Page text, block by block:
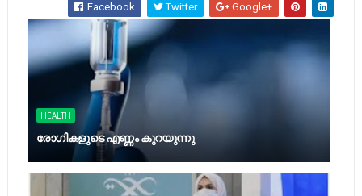
Facebook Twitter Google+
HEALTH
രോഗികളുടെ എണ്ണം കുറയുന്നു